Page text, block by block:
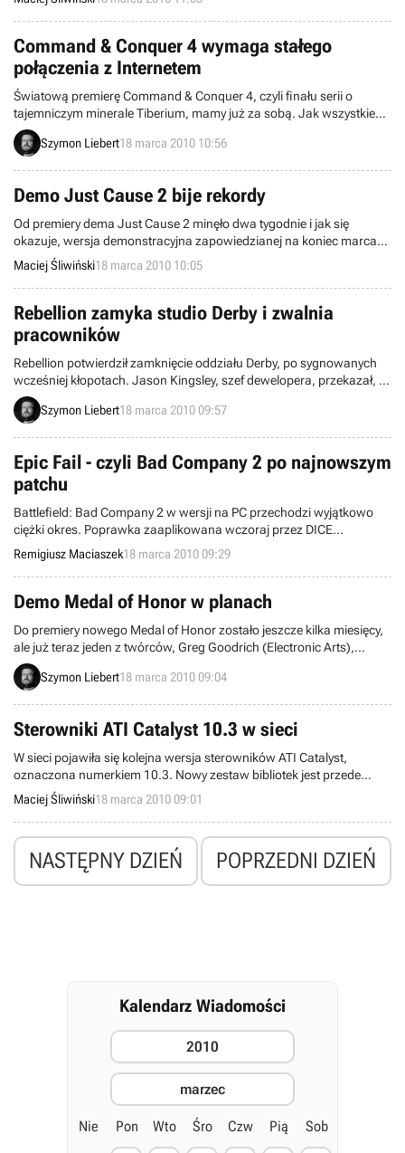
pomniejszonej płyty głównej konsoli Microsoftu.
Command & Conquer 4 wymaga stałego
połączenia z Internetem
Światową premierę Command & Conquer 4, czyli finału serii o
tajemniczym minerale Tiberium, mamy już za sobą. Jak wszystkie
nowsze produkcje firmy Electronic Arts, gra wymaga aktywacji przez
Internet, jednak okazuje się, że tym razem twórcy poszli o krok dalej.
Szymon Liebert18 marca 2010 10:56
Demo Just Cause 2 bije rekordy
Od premiery dema Just Cause 2 minęło dwa tygodnie i jak się
okazuje, wersja demonstracyjna zapowiedzianej na koniec marca
produkcji bije wszelkie rekordy popularności.
Maciej Śliwiński18 marca 2010 10:05
Rebellion zamyka studio Derby i zwalnia
pracowników
Rebellion potwierdził zamknięcie oddziału Derby, po sygnowanych
wcześniej kłopotach. Jason Kingsley, szef dewelopera, przekazał, że
nie udało sie znaleźć innego rozwiązania dla studia
odpowiedzialnego za kilka dużych niewypałów (ShellShock 2: Blood
Szymon Liebert18 marca 2010 09:57
Epic Fail - czyli Bad Company 2 po najnowszym
patchu
Battlefield: Bad Company 2 w wersji na PC przechodzi wyjątkowo
ciężki okres. Poprawka zaaplikowana wczoraj przez DICE
najwyraźniej powoduje więcej problemów niż usuwa. Gracze są
mocno sfrustrowani, czemu trudno się zresztą dziwić.
Remigiusz Maciaszek18 marca 2010 09:29
Demo Medal of Honor w planach
Do premiery nowego Medal of Honor zostało jeszcze kilka miesięcy,
ale już teraz jeden z twórców, Greg Goodrich (Electronic Arts),
zasugerował, że zapewne otrzymamy wersję demonstracyjną gry.
Sama produkcja powinna zostać wydana w drugiej połowie tego
Szymon Liebert18 marca 2010 09:04
Sterowniki ATI Catalyst 10.3 w sieci
W sieci pojawiła się kolejna wersja sterowników ATI Catalyst,
oznaczona numerkiem 10.3. Nowy zestaw bibliotek jest przede
wszystkim dedykowany systemom operacyjnym Windows 7 i
Windows Vista.
Maciej Śliwiński18 marca 2010 09:01
NASTĘPNY DZIEŃ POPRZEDNI DZIEŃ
Kalendarz Wiadomości
2010
marzec
Nie Pon Wto Śro Czw Pią Sob